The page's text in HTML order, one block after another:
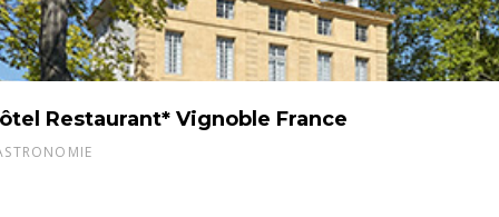
Restaurant* Vignoble France